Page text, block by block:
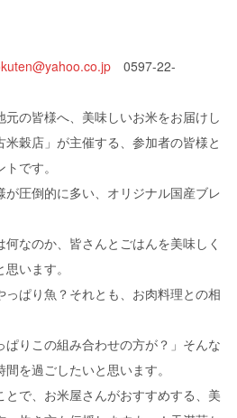
0597-22-
元の皆様へ、美味しいお米をお届けし
穀店」が主催する、参加者の皆様と
です。
圧倒的に多い、オリジナル国産ブレ
なのか、皆さんとごはんを美味しく
います。
ぱり魚？それとも、お肉料理との相
ぱりこの組み合わせの方が？」そんな
を過ごしたいと思います。
とで、お米屋さんがおすすめする、美